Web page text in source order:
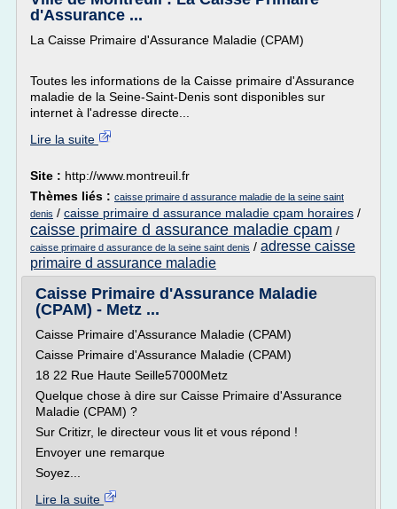
d'Assurance ...
La Caisse Primaire d'Assurance Maladie (CPAM)
Toutes les informations de la Caisse primaire d'Assurance
maladie de la Seine-Saint-Denis sont disponibles sur
internet à l'adresse directe...
Lire la suite
Site : http://www.montreuil.fr
Thèmes liés : caisse primaire d assurance maladie de la seine saint
denis / caisse primaire d assurance maladie cpam horaires /
caisse primaire d assurance maladie cpam /
caisse primaire d assurance de la seine saint denis / adresse caisse
primaire d assurance maladie
Caisse Primaire d'Assurance Maladie
(CPAM) - Metz ...
Caisse Primaire d'Assurance Maladie (CPAM)
Caisse Primaire d'Assurance Maladie (CPAM)
18 22 Rue Haute Seille57000Metz
Quelque chose à dire sur Caisse Primaire d'Assurance
Maladie (CPAM) ?
Sur Critizr, le directeur vous lit et vous répond !
Envoyer une remarque
Soyez...
Lire la suite